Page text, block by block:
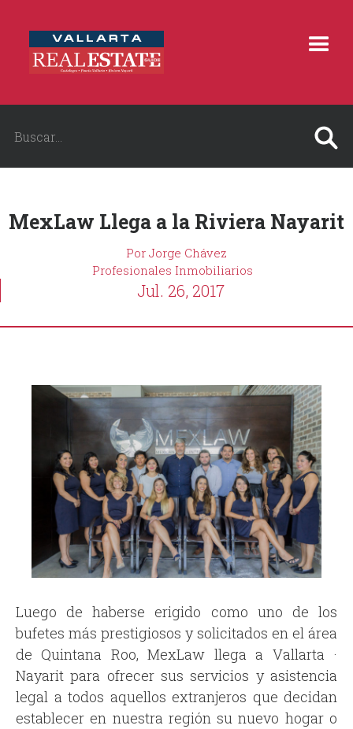
MexLaw Llega a la Riviera Nayarit
Por Jorge Chávez
Profesionales Inmobiliarios
Jul. 26, 2017
Luego de haberse erigido como uno de los
bufetes más prestigiosos y solicitados en el área
de Quintana Roo, MexLaw llega a Vallarta ·
Nayarit para ofrecer sus servicios y asistencia
legal a todos aquellos extranjeros que decidan
establecer en nuestra región su nuevo hogar o